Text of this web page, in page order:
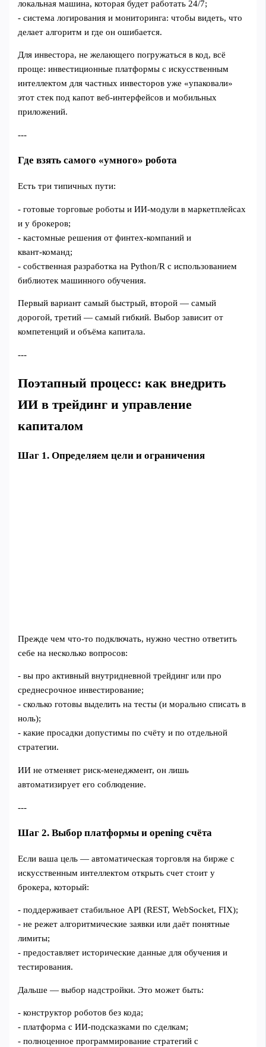
локальная машина, которая будет работать 24/7;
- система логирования и мониторинга: чтобы видеть, что
делает алгоритм и где он ошибается.
Для инвестора, не желающего погружаться в код, всё
проще: инвестиционные платформы с искусственным
интеллектом для частных инвесторов уже «упаковали»
этот стек под капот веб‑интерфейсов и мобильных
приложений.
---
Где взять самого «умного» робота
Есть три типичных пути:
- готовые торговые роботы и ИИ‑модули в маркетплейсах
и у брокеров;
- кастомные решения от финтех‑компаний и
квант‑команд;
- собственная разработка на Python/R с использованием
библиотек машинного обучения.
Первый вариант самый быстрый, второй — самый
дорогой, третий — самый гибкий. Выбор зависит от
компетенций и объёма капитала.
---
Поэтапный процесс: как внедрить
ИИ в трейдинг и управление
капиталом
Шаг 1. Определяем цели и ограничения
Прежде чем что‑то подключать, нужно честно ответить
себе на несколько вопросов:
- вы про активный внутридневной трейдинг или про
среднесрочное инвестирование;
- сколько готовы выделить на тесты (и морально списать в
ноль);
- какие просадки допустимы по счёту и по отдельной
стратегии.
ИИ не отменяет риск‑менеджмент, он лишь
автоматизирует его соблюдение.
---
Шаг 2. Выбор платформы и opening счёта
Если ваша цель — автоматическая торговля на бирже с
искусственным интеллектом открыть счет стоит у
брокера, который:
- поддерживает стабильное API (REST, WebSocket, FIX);
- не режет алгоритмические заявки или даёт понятные
лимиты;
- предоставляет исторические данные для обучения и
тестирования.
Дальше — выбор надстройки. Это может быть:
- конструктор роботов без кода;
- платформа с ИИ‑подсказками по сделкам;
- полноценное программирование стратегий с